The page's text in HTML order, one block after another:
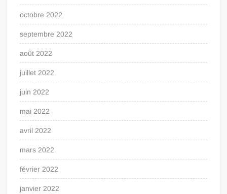
octobre 2022
septembre 2022
août 2022
juillet 2022
juin 2022
mai 2022
avril 2022
mars 2022
février 2022
janvier 2022